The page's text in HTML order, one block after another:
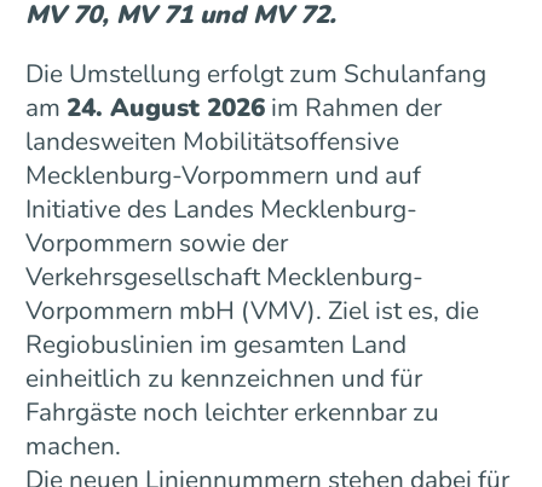
MV 70, MV 71 und MV 72.
Die Umstellung erfolgt zum Schulanfang
am 24. August 2026im Rahmen der
landesweiten Mobilitätsoffensive
Mecklenburg-Vorpommern und auf
Initiative des Landes Mecklenburg-
Vorpommern sowie der
Verkehrsgesellschaft Mecklenburg-
Vorpommern mbH (VMV). Ziel ist es, die
Regiobuslinien im gesamten Land
einheitlich zu kennzeichnen und für
Fahrgäste noch leichter erkennbar zu
machen.
Die neuen Liniennummern stehen dabei für